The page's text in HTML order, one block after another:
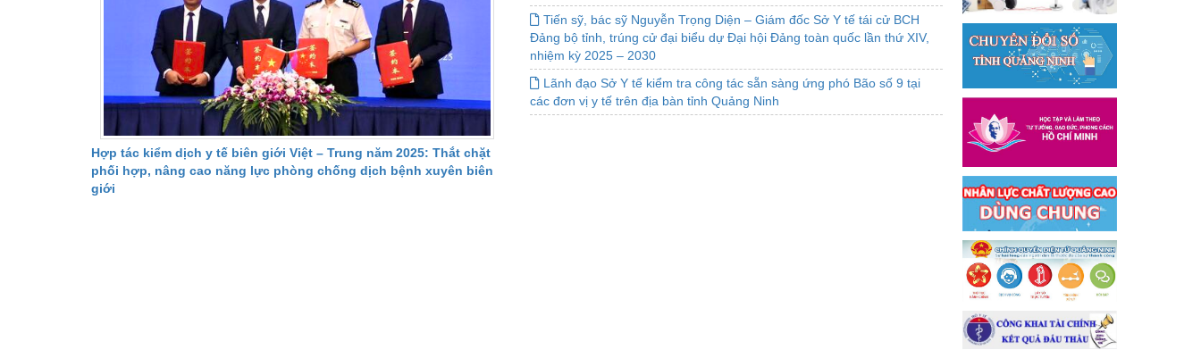
Hợp tác kiểm dịch y tế biên giới Việt – Trung năm 2025: Thắt chặt
phối hợp, nâng cao năng lực phòng chống dịch bệnh xuyên biên
giới
Tiến sỹ, bác sỹ Nguyễn Trọng Diện – Giám đốc Sở Y tế tái cử BCH
Đảng bộ tỉnh, trúng cử đại biểu dự Đại hội Đảng toàn quốc lần thứ XIV,
nhiệm kỳ 2025 – 2030
Lãnh đạo Sở Y tế kiểm tra công tác sẵn sàng ứng phó Bão số 9 tại
các đơn vị y tế trên địa bàn tỉnh Quảng Ninh